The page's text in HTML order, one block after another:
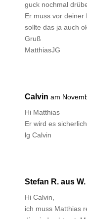
guck nochmal
Er muss vor deiner
sollte das ja auch
Gruß
MatthiasJG
Calvin am
Hi Matthias
Er wird es
lg Calvin
Stefan R. aus W.
Hi Calvin,
ich muss Matthias